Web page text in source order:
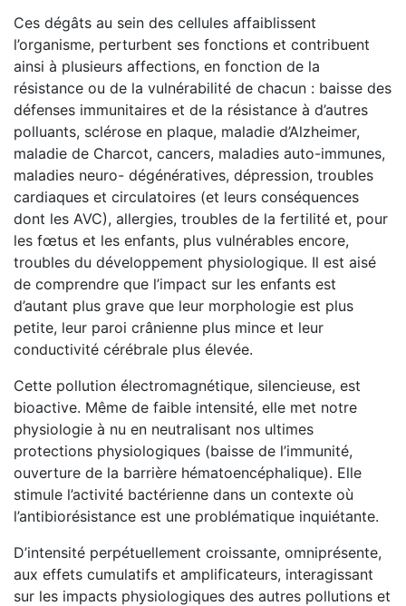
Ces dégâts au sein des cellules affaiblissent
l’organisme, perturbent ses fonctions et contribuent
ainsi à plusieurs affections, en fonction de la
résistance ou de la vulnérabilité de chacun : baisse des
défenses immunitaires et de la résistance à d’autres
polluants, sclérose en plaque, maladie d’Alzheimer,
maladie de Charcot, cancers, maladies auto-immunes,
maladies neuro- dégénératives, dépression, troubles
cardiaques et circulatoires (et leurs conséquences
dont les AVC), allergies, troubles de la fertilité et, pour
les fœtus et les enfants, plus vulnérables encore,
troubles du développement physiologique. Il est aisé
de comprendre que l’impact sur les enfants est
d’autant plus grave que leur morphologie est plus
petite, leur paroi crânienne plus mince et leur
conductivité cérébrale plus élevée.
Cette pollution électromagnétique, silencieuse, est
bioactive. Même de faible intensité, elle met notre
physiologie à nu en neutralisant nos ultimes
protections physiologiques (baisse de l’immunité,
ouverture de la barrière hématoencéphalique). Elle
stimule l’activité bactérienne dans un contexte où
l’antibiorésistance est une problématique inquiétante.
D’intensité perpétuellement croissante, omniprésente,
aux effets cumulatifs et amplificateurs, interagissant
sur les impacts physiologiques des autres pollutions et